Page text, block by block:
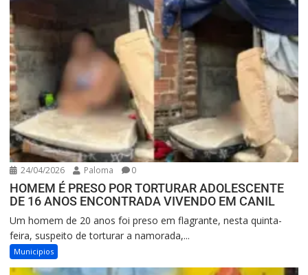
24/04/2026 Paloma 0
HOMEM É PRESO POR TORTURAR ADOLESCENTE
DE 16 ANOS ENCONTRADA VIVENDO EM CANIL
Um homem de 20 anos foi preso em flagrante, nesta quinta-
feira, suspeito de torturar a namorada,...
Municipios